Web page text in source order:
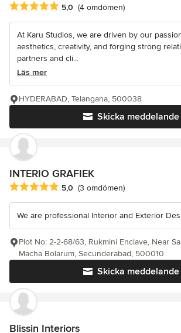
Genomsnittligt omdöme: 5 av 5 stjärnor
5,0 (4 omdömen)
At Karu Studios, we are driven by our
aesthetics, creativity, and forging strong
partners and cli...
Läs mer
Skicka meddelande
HYDERABAD, Telangana, 500038
INTERIO GRAFIEK
Genomsnittligt omdöme: 5 av 5 stjärnor
5,0 (3 omdömen)
We are professional Interior and Exterior
Skicka meddelande
Plot No: 2-2-68/63, Rukmini Enclave, Near
Macha Bolarum, Secunderabad, 500010
Blissin Interiors